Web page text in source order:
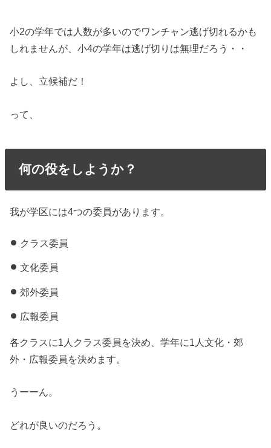
小2の学年では人数が多いのでワンチャン逃げ切れるかも
しれませんが、小4の学年は逃げ切りは無理だろう・・
よし、立候補だ！
って、
何の役をしようか？
我が学区には4つの委員があります。
クラス委員
文化委員
郊外委員
広報委員
各クラスに1人クラス委員を決め、学年に1人文化・郊
外・広報委員を決めます。
うーーん。
どれが良いのだろう。